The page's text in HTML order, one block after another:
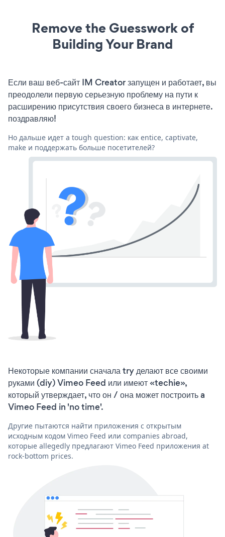
Remove the Guesswork of
Building Your Brand
Если ваш веб-сайт IM Creator запущен и работает, вы
преодолели первую серьезную проблему на пути к
расширению присутствия своего бизнеса в интернете.
поздравляю!
Но дальше идет a tough question: как entice, captivate,
make и поддержать больше посетителей?
Некоторые компании сначала try делают все своими
руками (diy) Vimeo Feed или имеют «techie»,
который утверждает, что он / она может построить a
Vimeo Feed in 'no time'.
Другие пытаются найти приложения с открытым
исходным кодом Vimeo Feed или companies abroad,
которые allegedly предлагают Vimeo Feed приложения at
rock-bottom prices.